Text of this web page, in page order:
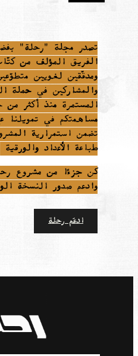
تصدر مجلة "رحلة"
الفريق المؤلف من
ومدقّقين لغويين
والمشاركين في حملة
المستمرة منذ أكثر
مساهمتكم في تمويلنا
تضمن استمرارية
طباعة الأعداد والورقية
كن جزءًا من مشروع
وادعم صدور النسخة
ادعَم رحلة